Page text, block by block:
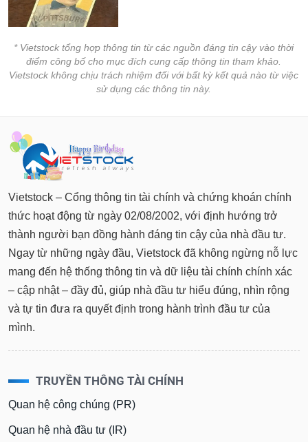
* Vietstock tổng hợp thông tin từ các nguồn đáng tin cậy vào thời
điểm công bố cho mục đích cung cấp thông tin tham khảo.
Vietstock không chịu trách nhiệm đối với bất kỳ kết quả nào từ việc
sử dụng các thông tin này.
Vietstock – Cổng thông tin tài chính và chứng khoán chính
thức hoạt động từ ngày 02/08/2002, với định hướng trở
thành người bạn đồng hành đáng tin cậy của nhà đầu tư.
Ngay từ những ngày đầu, Vietstock đã không ngừng nỗ lực
mang đến hệ thống thông tin và dữ liệu tài chính chính xác
– cập nhật – đầy đủ, giúp nhà đầu tư hiểu đúng, nhìn rộng
và tự tin đưa ra quyết định trong hành trình đầu tư của
mình.
TRUYỀN THÔNG TÀI CHÍNH
Quan hệ công chúng (PR)
Quan hệ nhà đầu tư (IR)